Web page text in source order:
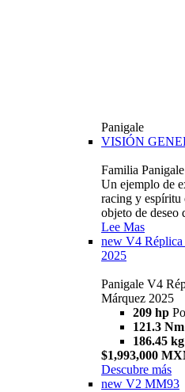
Panigale
VISIÓN
Familia
Un ejemplo de
racing y espíritu
objeto de deseo
Lee Mas
new V4 Réplica
2025
Panigale V4
Márquez 2025
209 hp
121.3 Nm
186.45 kg
$1,993,000
Descubre más
new V2 MM93